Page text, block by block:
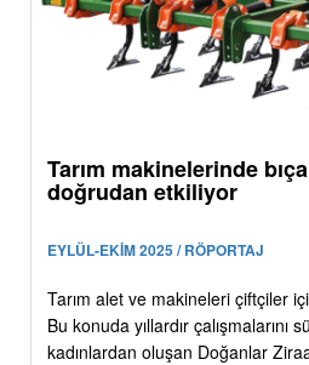
Tarım makinelerinde
doğrudan etkiliyor
EYLÜL-EKİM 2025 / RÖPORTAJ
Tarım alet ve makineleri çiftçiler
Bu konuda yıllardır çalışmalarını
kadınlardan oluşan Doğanlar